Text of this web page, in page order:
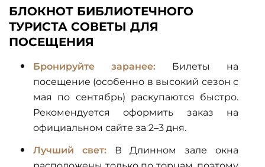
БЛОКНОТ БИБЛИОТЕЧНОГО
ТУРИСТА СОВЕТЫ ДЛЯ
ПОСЕЩЕНИЯ
Бронируйте заранее: Билеты на
посещение (особенно в высокий сезон с
мая по сентябрь) раскупаются быстро.
Рекомендуется оформить заказ на
официальном сайте за 2–3 дня.
Лучший свет:В Длинном зале окна